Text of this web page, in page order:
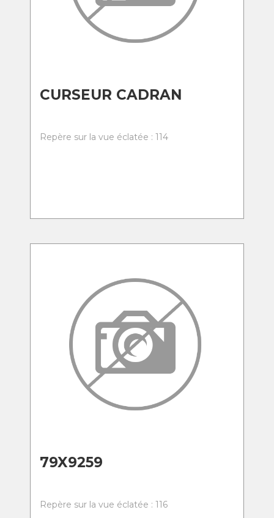
CURSEUR CADRAN
Repère sur la vue éclatée : 114
79X9259
Repère sur la vue éclatée : 116